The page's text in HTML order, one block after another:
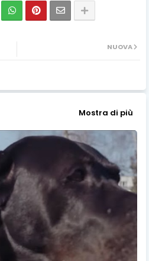
NUOVA
Mostra di più